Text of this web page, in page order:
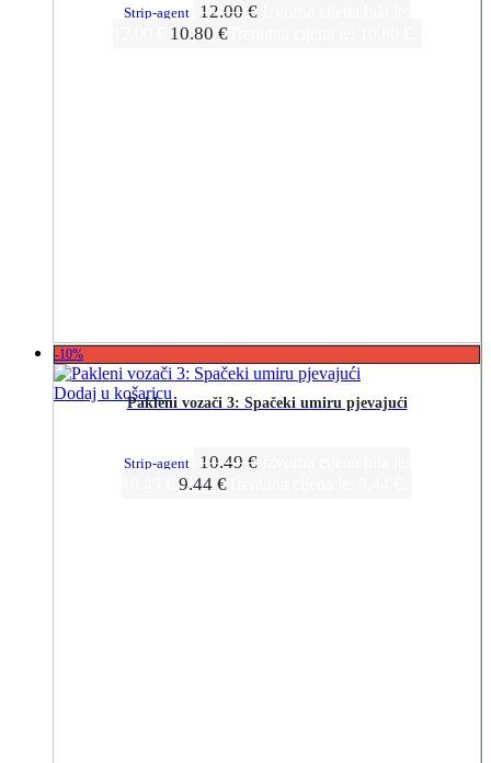
Strip-agent 12.00 €
10.80 €Trenutna cijena je: 10.80 €.
-10%
Dodaj u košaricu
Pakleni vozači 3: Spačeki umiru pjevajući
Strip-agent 10.49 €
9.44 €